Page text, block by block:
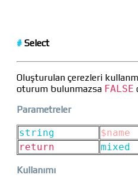
# Select
Oluşturulan çerezleri
oturum bulunmazsa FALSE
Parametreler
string $name
return
mixed
Kullanımı